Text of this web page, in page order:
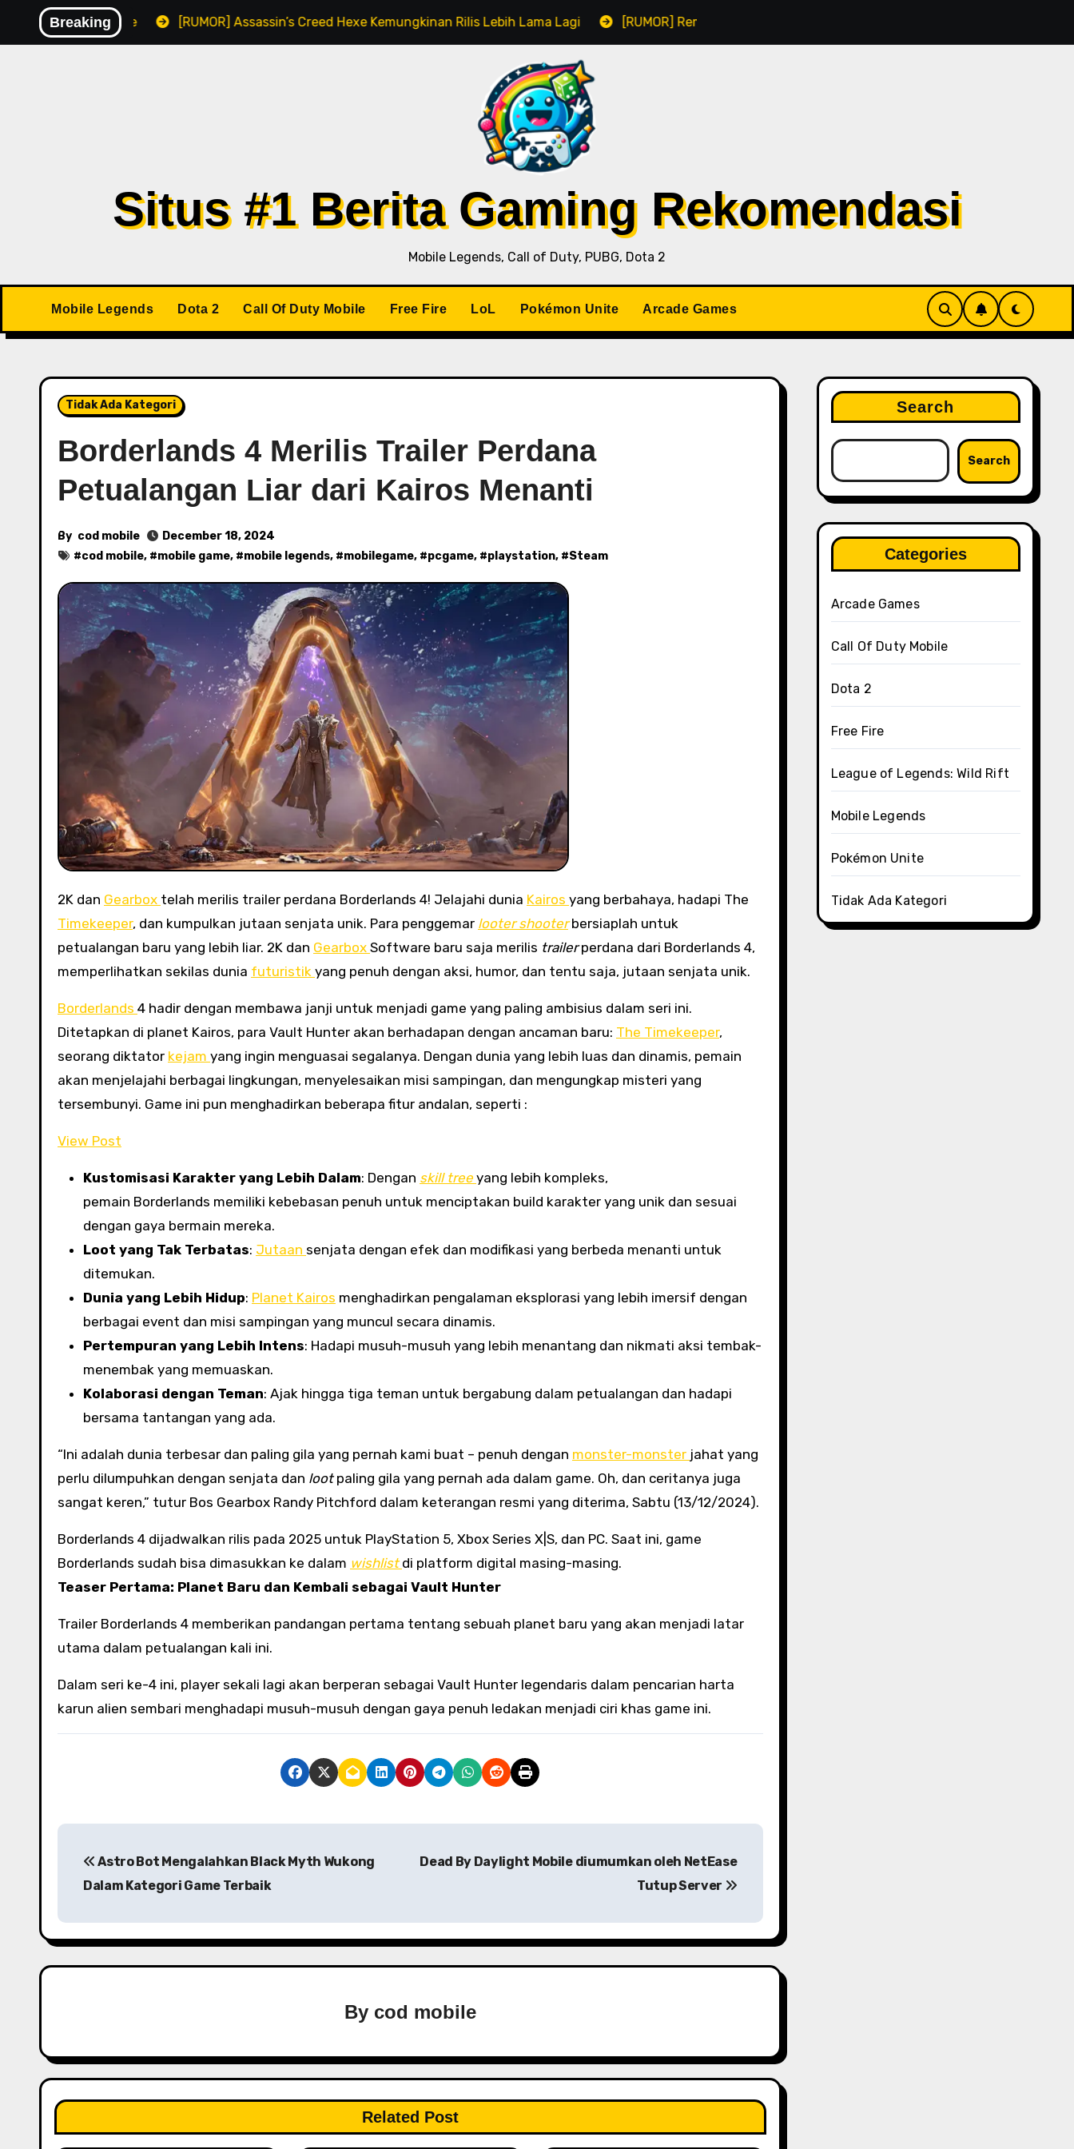
Breaking
Malware [RUMOR] Assassin’s Creed Hexe Kemungkinan Rilis Lebih Lama Lagi [RUMOR] Remake Resident Evil 1 Sudah Masuk Tahap Pre-Produksi Sejak Tahun Lalu
Situs #1 Berita Gaming Rekomendasi
Mobile Legends, Call of Duty, PUBG, Dota 2
Mobile Legends Dota 2 Call Of Duty Mobile Free Fire LoL Pokémon Unite Arcade Games
Tidak Ada Kategori
Borderlands 4 Merilis Trailer Perdana
Petualangan Liar dari Kairos Menanti
By cod mobile
December 18, 2024
#cod mobile, #mobile game, #mobile legends, #mobilegame, #pcgame, #playstation, #Steam
2K dan Gearbox telah merilis trailer perdana Borderlands 4! Jelajahi dunia Kairos yang berbahaya, hadapi The
Timekeeper, dan kumpulkan jutaan senjata unik. Para penggemar looter shooterbersiaplah untuk
petualangan baru yang lebih liar. 2K dan Gearbox Software baru saja merilis trailerperdana dari Borderlands 4,
memperlihatkan sekilas dunia futuristik yang penuh dengan aksi, humor, dan tentu saja, jutaan senjata unik.
Borderlands 4 hadir dengan membawa janji untuk menjadi game yang paling ambisius dalam seri ini.
Ditetapkan di planet Kairos, para Vault Hunter akan berhadapan dengan ancaman baru: The Timekeeper,
seorang diktator kejam yang ingin menguasai segalanya. Dengan dunia yang lebih luas dan dinamis, pemain
akan menjelajahi berbagai lingkungan, menyelesaikan misi sampingan, dan mengungkap misteri yang
tersembunyi. Game ini pun menghadirkan beberapa fitur andalan, seperti :
View Post
Kustomisasi Karakter yang Lebih Dalam: Dengan skill tree yang lebih kompleks,
pemain Borderlands memiliki kebebasan penuh untuk menciptakan build karakter yang unik dan sesuai
dengan gaya bermain mereka.
Loot yang Tak Terbatas: Jutaan senjata dengan efek dan modifikasi yang berbeda menanti untuk
ditemukan.
Dunia yang Lebih Hidup: Planet Kairos menghadirkan pengalaman eksplorasi yang lebih imersif dengan
berbagai event dan misi sampingan yang muncul secara dinamis.
Pertempuran yang Lebih Intens: Hadapi musuh-musuh yang lebih menantang dan nikmati aksi tembak-
menembak yang memuaskan.
Kolaborasi dengan Teman: Ajak hingga tiga teman untuk bergabung dalam petualangan dan hadapi
bersama tantangan yang ada.
“Ini adalah dunia terbesar dan paling gila yang pernah kami buat – penuh dengan monster-monster jahat yang
perlu dilumpuhkan dengan senjata dan lootpaling gila yang pernah ada dalam game. Oh, dan ceritanya juga
sangat keren,” tutur Bos Gearbox Randy Pitchford dalam keterangan resmi yang diterima, Sabtu (13/12/2024).
Borderlands 4 dijadwalkan rilis pada 2025 untuk PlayStation 5, Xbox Series X|S, dan PC. Saat ini, game
Borderlands sudah bisa dimasukkan ke dalam wishlist di platform digital masing-masing.
Teaser Pertama: Planet Baru dan Kembali sebagai Vault Hunter
Trailer Borderlands 4 memberikan pandangan pertama tentang sebuah planet baru yang akan menjadi latar
utama dalam petualangan kali ini.
Dalam seri ke-4 ini, player sekali lagi akan berperan sebagai Vault Hunter legendaris dalam pencarian harta
karun alien sembari menghadapi musuh-musuh dengan gaya penuh ledakan menjadi ciri khas game ini.
t
n
i
g
a
Astro Bot Mengalahkan Black Myth Wukong
Dalam Kategori Game Terbaik
Dead By Daylight Mobile diumumkan oleh NetEase
Tutup Server
By cod mobile
Related Post
Search
Search
Categories
Arcade Games
Call Of Duty Mobile
Dota 2
Free Fire
League of Legends: Wild Rift
Mobile Legends
Pokémon Unite
Tidak Ada Kategori